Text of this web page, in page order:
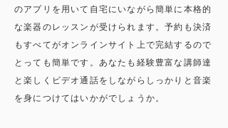
のアプリを用いて自宅にいながら簡単に本格的
な楽器のレッスンが受けられます。予約も決済
もすべてがオンラインサイト上で完結するので
とっても簡単です。あなたも経験豊富な講師達
と楽しくビデオ通話をしながらしっかりと音楽
を身につけてはいかがでしょうか。